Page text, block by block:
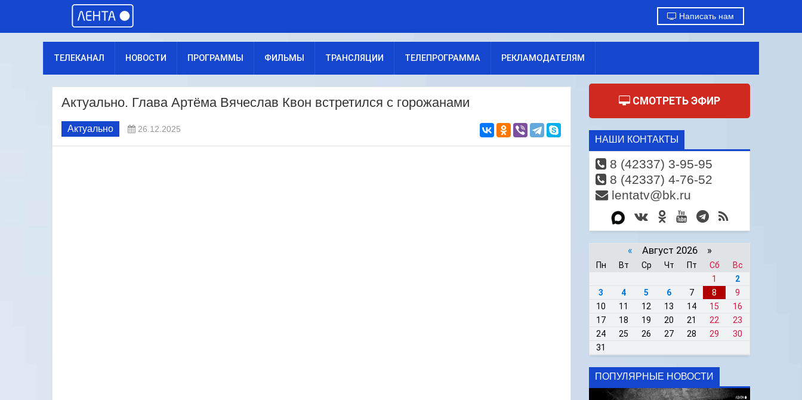
Написать нам
ТЕЛЕКАНАЛ НОВОСТИ ПРОГРАММЫ ФИЛЬМЫ ТРАНСЛЯЦИИ ТЕЛЕПРОГРАММА РЕКЛАМОДАТЕЛЯМ
Актуально. Глава Артёма Вячеслав Квон встретился с горожанами
Актуально 26.12.2025
СМОТРЕТЬ ЭФИР
НАШИ КОНТАКТЫ
8 (42337) 3-95-95
8 (42337) 4-76-52
lentatv@bk.ru
« Август 2026 »
Пн Вт Ср Чт Пт Сб
Вс
1
2
3
4 5 6 7 8
9
10
11 12 13 14 15
16
17
18 19 20 21 22
23
24
25 26 27 28 29
30
31
ПОПУЛЯРНЫЕ НОВОСТИ